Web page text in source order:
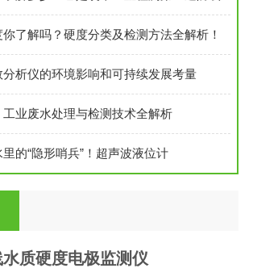
了解吗？硬度分类及检测方法全解析！
析仪的环境影响和可持续发展考量
业废水处理与检测技术全解析
的“隐形哨兵”！超声波液位计
质硬度电极监测仪